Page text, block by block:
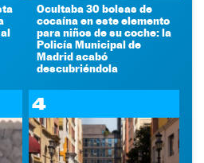
Ocultaba 30 bolsas de
cocaína en este elemento
para niños de su coche: la
Policía Municipal de
Madrid acabó
descubriéndola
4